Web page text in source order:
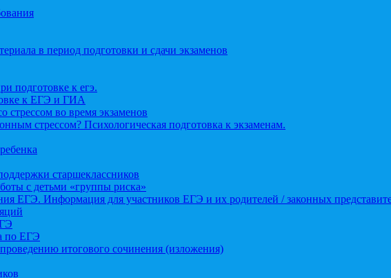
в период подготовки и сдачи экзаменов
подготовке к егэ.
к ЕГЭ и ГИА
стрессом во время экзаменов
стрессом? Психологическая подготовка к экзаменам.
старшеклассников
с детьми «группы риска»
ЕГЭ. Информация для участников ЕГЭ и их родителей / законных
по ЕГЭ
итогового сочинения (изложения)